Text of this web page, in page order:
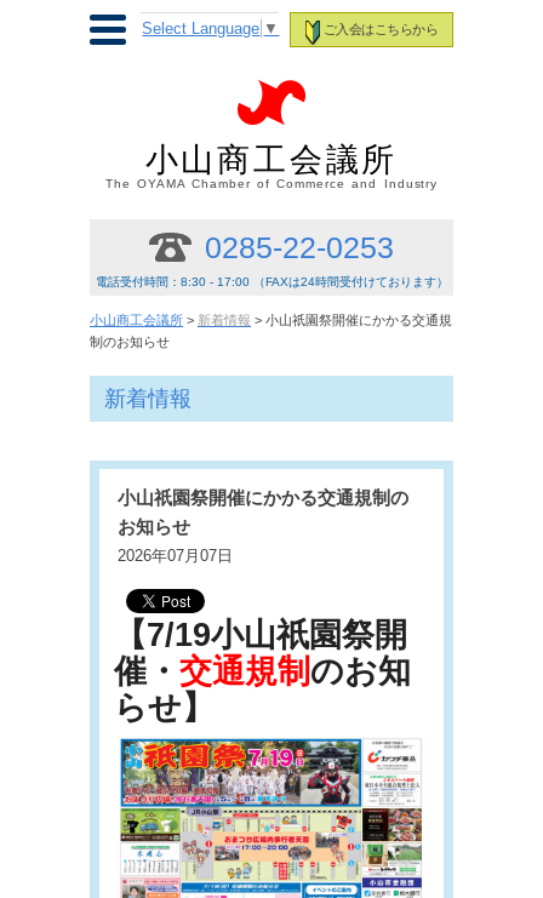
ご入会はこちらから
Select Language ▼
小山商工会議所
The OYAMA Chamber of Commerce and Industry
0285-22-0253
電話受付時間：8:30 - 17:00 （FAXは24時間受付けております）
小山商工会議所 > 新着情報 > 小山祇園祭開催にかかる交通規
制のお知らせ
新着情報
小山祇園祭開催にかかる交通規制の
お知らせ
2026年07月07日
【7/19小山祇園祭開
催・交通規制 のお知
らせ】